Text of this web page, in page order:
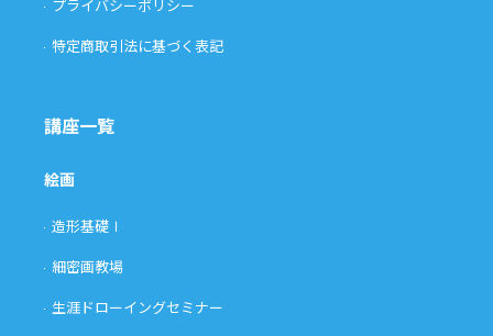
プライバシーポリシー
特定商取引法に基づく表記
講座一覧
絵画
造形基礎Ⅰ
細密画教場
生涯ドローイングセミナー